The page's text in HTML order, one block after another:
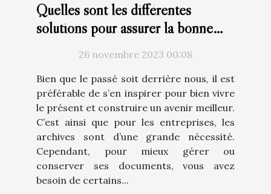
Quelles sont les différentes
solutions pour assurer la bonne
gestion des archives ?
26 novembre 2023 00:08
Bien que le passé soit derrière nous, il est
préférable de s’en inspirer pour bien vivre
le présent et construire un avenir meilleur.
C’est ainsi que pour les entreprises, les
archives sont d’une grande nécessité.
Cependant, pour mieux gérer ou
conserver ses documents, vous avez
besoin de certains...